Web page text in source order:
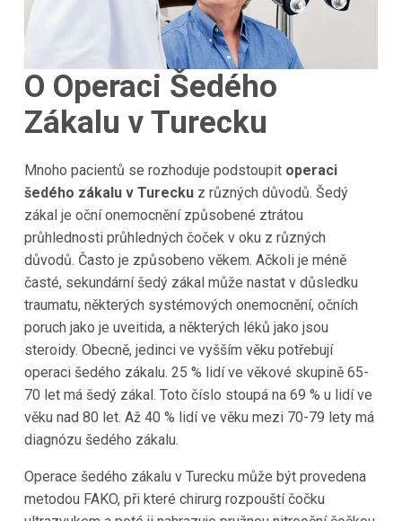
O Operaci Šedého
Zákalu v Turecku
Mnoho pacientů se rozhoduje podstoupit operaci
šedého zákalu v Tureckuz různých důvodů. Šedý
zákal je oční onemocnění způsobené ztrátou
průhlednosti průhledných čoček v oku z různých
důvodů. Často je způsobeno věkem. Ačkoli je méně
časté, sekundární šedý zákal může nastat v důsledku
traumatu, některých systémových onemocnění, očních
poruch jako je uveitida, a některých léků jako jsou
steroidy. Obecně, jedinci ve vyšším věku potřebují
operaci šedého zákalu. 25 % lidí ve věkové skupině 65-
70 let má šedý zákal. Toto číslo stoupá na 69 % u lidí ve
věku nad 80 let. Až 40 % lidí ve věku mezi 70-79 lety má
diagnózu šedého zákalu.
Operace šedého zákalu v Turecku může být provedena
metodou FAKO, při které chirurg rozpouští čočku